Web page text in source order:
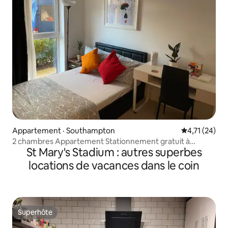
Appartement · Southampton Note
4,71 (24)
2 chambres Appartement Stationnement gratuit à
proximité du centre-ville
St Mary's Stadium : autres superbes
locations de vacances dans le coin
Superhôte
Superhôte